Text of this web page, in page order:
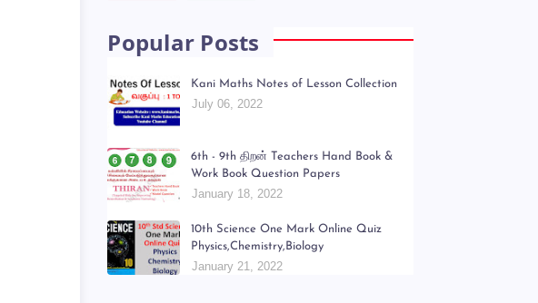
Popular Posts
Kani Maths Notes of Lesson Collection
July 06, 2022
6th - 9th திறன் Teachers Hand Book &
Work Book Question Papers
January 18, 2022
10th Science One Mark Online Quiz
Physics,Chemistry,Biology
January 21, 2022